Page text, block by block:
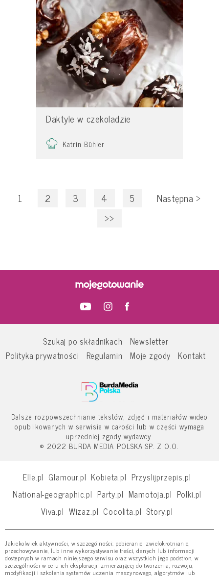
Daktyle w czekoladzie
Katrin Bühler
1 2 3 4 5 Następna>
>>
Szukaj po składnikach
Newsletter
Polityka prywatności
Regulamin Moje zgody Kontakt
Dalsze rozpowszechnianie tekstów, zdjęć i materiałów wideo
opublikowanych w serwisie w całości lub w części wymaga
uprzedniej zgody wydawcy.
© 2022 BURDA MEDIA POLSKA SP. Z O.O.
Elle.pl Glamour.pl Kobieta.pl Przyslijprzepis.pl
National-geographic.pl Party.pl Mamotoja.pl Polki.pl
Viva.pl Wizaz.pl Cocolita.pl Story.pl
Jakiekolwiek aktywności, w szczególności: pobieranie, zwielokrotnianie,
przechowywanie, lub inne wykorzystywanie treści, danych lub informacji
dostępnych w ramach niniejszego serwisu oraz wszystkich jego podstron, w
szczególności w celu ich eksploracji, zmierzającej do tworzenia, rozwoju,
modyfikacji i szkolenia systemów uczenia maszynowego, algorytmów lub